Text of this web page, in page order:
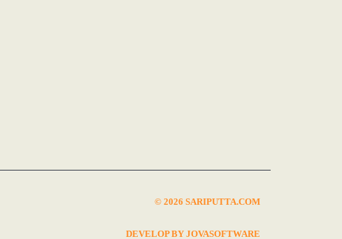
© 2026 SARIPUTTA.COM
DEVELOP BY JOVASOFTWARE